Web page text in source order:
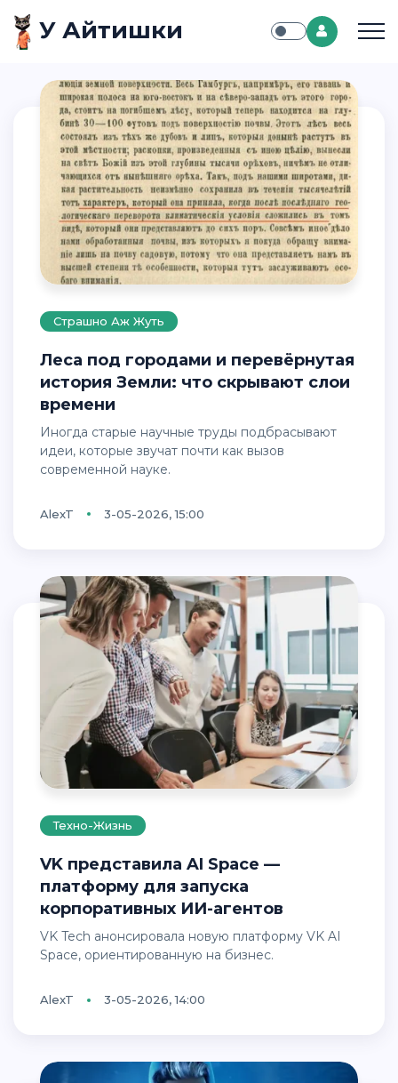
У Айтишки
Страшно Аж Жуть
Леса под городами и перевёрнутая
история Земли: что скрывают слои
времени
Иногда старые научные труды подбрасывают
идеи, которые звучат почти как вызов
современной науке.
AlexT 3-05-2026, 15:00
Техно-Жизнь
VK представила AI Space —
платформу для запуска
корпоративных ИИ-агентов
VK Tech анонсировала новую платформу VK AI
Space, ориентированную на бизнес.
AlexT 3-05-2026, 14:00